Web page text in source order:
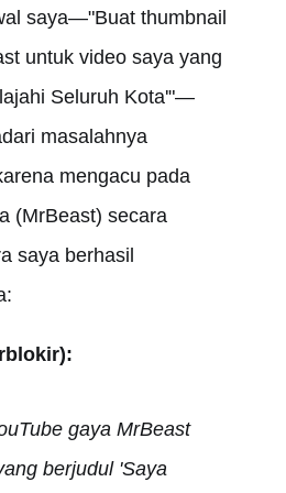
saya—"Buat thumbnail
untuk video saya yang
Seluruh Kota'"—
masalahnya
mengacu pada
(MrBeast) secara
saya berhasil
gaya MrBeast
berjudul 'Saya